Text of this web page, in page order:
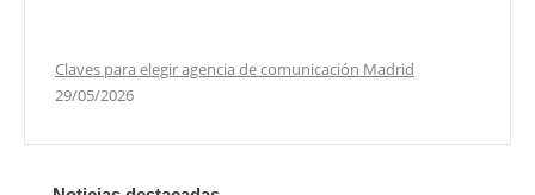
Claves para elegir agencia de comunicación Madrid
29/05/2026